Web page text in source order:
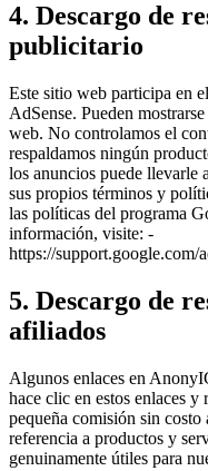
4. Descargo de
publicitario
Este sitio web participa en
AdSense. Pueden
web. No controlamos el
respaldamos ningún
los anuncios puede llevarle
sus propios términos y
las políticas del programa
información, visite: -
https://support.google.com/
5. Descargo de
afiliados
Algunos enlaces en
hace clic en estos enlaces
pequeña comisión sin
referencia a productos y
genuinamente útiles para